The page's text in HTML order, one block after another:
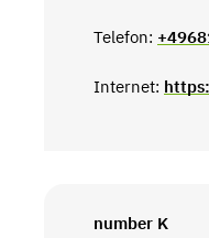
Telefon:
Internet:
number K